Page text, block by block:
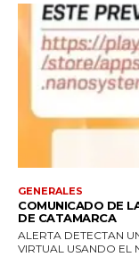
GENERALES
COMUNICADO DE
DE CATAMARCA
ALERTA DETECTAN